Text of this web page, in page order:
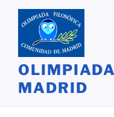
Saltar
contenido
MADRID